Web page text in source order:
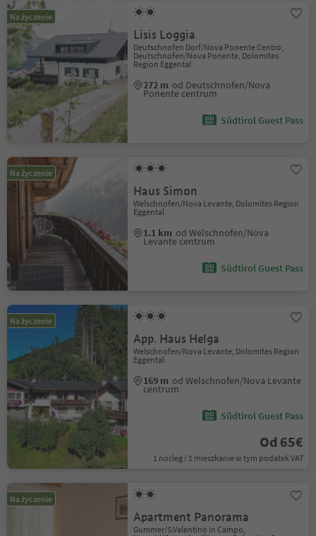
Na życzenie
Lisis Loggia
Deutschnofen Dorf/Nova Ponente Centro,
Deutschnofen/Nova Ponente, Dolomites
Region Eggental
272 m od Deutschnofen/Nova
Ponente centrum
Südtirol Guest Pass
Na życzenie
Haus Simon
Welschnofen/Nova Levante, Dolomites Region
Eggental
1.1 km od Welschnofen/Nova
Levante centrum
Südtirol Guest Pass
Na życzenie
App. Haus Helga
Welschnofen/Nova Levante, Dolomites Region
Eggental
169 m od Welschnofen/Nova Levante
centrum
Südtirol Guest Pass
Od 65€
1 nocleg / 1 mieszkanie w tym podatek VAT
Na życzenie
Apartment Panorama
Gummer/S.Valentino in Campo,